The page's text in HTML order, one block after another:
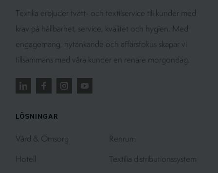
Textilia erbjuder tvätt- och textilservice till kunder med
krav på hållbarhet, service, kvalitet och hygien. Med
engagemang, nytänkande och affärsfokus skapar vi
tillsammans med våra kunder en renare morgondag.
LÖSNINGAR
Vård & Omsorg
Hotell
Renrum
Textilia distributionssystem